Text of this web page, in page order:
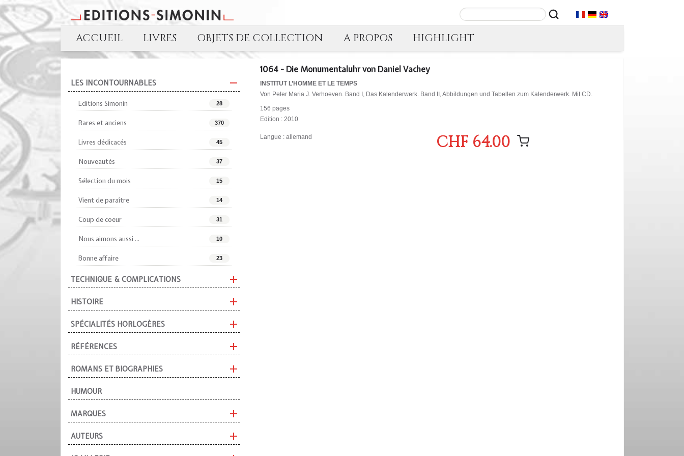
ACCUEIL LIVRES OBJETS DE COLLECTION A PROPOS HIGHLIGHT
LES INCONTOURNABLES
Editions Simonin 28
Rares et anciens 370
Livres dédicacés 45
Nouveautés 37
Sélection du mois 15
Vient de paraître 14
Coup de coeur 31
Nous aimons aussi ... 10
Bonne affaire 23
TECHNIQUE & COMPLICATIONS
HISTOIRE
SPÉCIALITÉS HORLOGÈRES
RÉFÉRENCES
ROMANS ET BIOGRAPHIES
HUMOUR
MARQUES
AUTEURS
1064 - Die Monumentaluhr von Daniel Vachey
INSTITUT L’HOMME ET LE TEMPS
Von Peter Maria J. Verhoeven. Band I, Das Kalenderwerk. Band II, Abbildungen und Tabellen zum Kalenderwerk. Mit CD.
156 pages
Edition : 2010
Langue : allemand CHF 64.00